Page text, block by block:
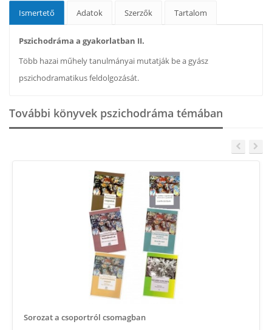
Ismertető Adatok Szerzők Tartalom
Pszichodráma a gyakorlatban II.
Több hazai műhely tanulmányai mutatják be a gyász
pszichodramatikus feldolgozását.
További könyvek pszichodráma témában
Sorozat a csoportról csomagban